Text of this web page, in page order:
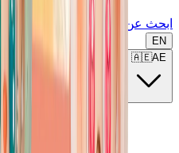
ابحث عن ماركة أو موديل...
EN
🇦🇪AE